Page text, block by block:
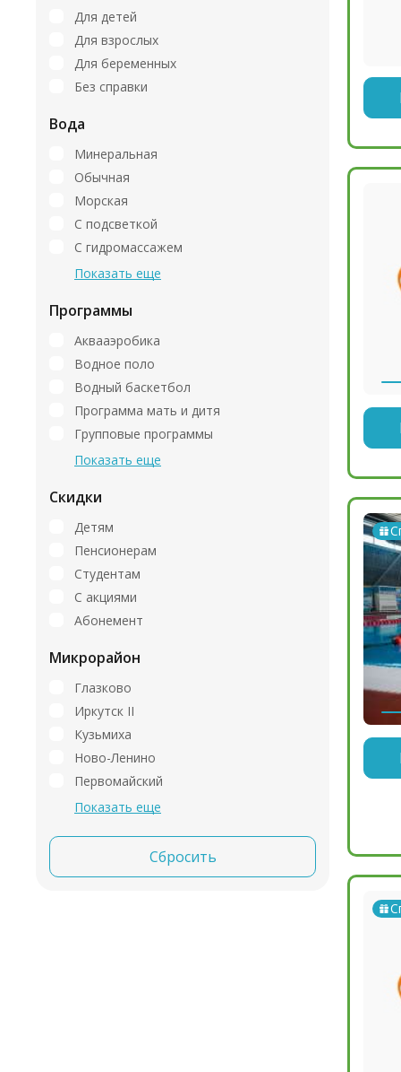
Для детей
Для взрослых
Для беременных
Без справки
Вода
Минеральная
Обычная
Морская
С подсветкой
С гидромассажем
Показать еще
Программы
Аквааэробика
Водное поло
Водный баскетбол
Программа мать и дитя
Групповые программы
Показать еще
Скидки
Детям
Пенсионерам
Студентам
С акциями
Абонемент
Микрорайон
Глазково
Иркутск II
Кузьмиха
Ново-Ленино
Первомайский
Показать еще
Сбросить